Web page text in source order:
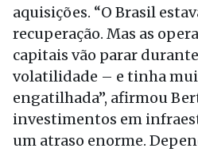
aquisições. “O Brasil
recuperação. Mas as
capitais vão parar
volatilidade – e tinha
engatilhada”, afirmou
investimentos em
um atraso enorme.